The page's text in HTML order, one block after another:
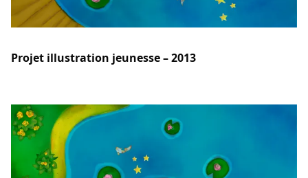
Projet illustration jeunesse – 2013